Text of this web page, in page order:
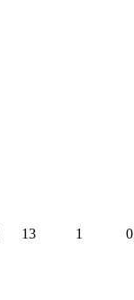
13 1 0